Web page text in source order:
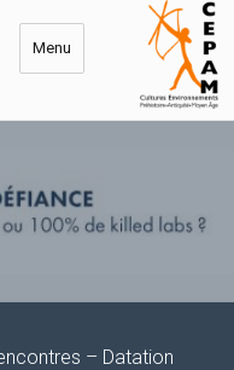
Menu
– Datation